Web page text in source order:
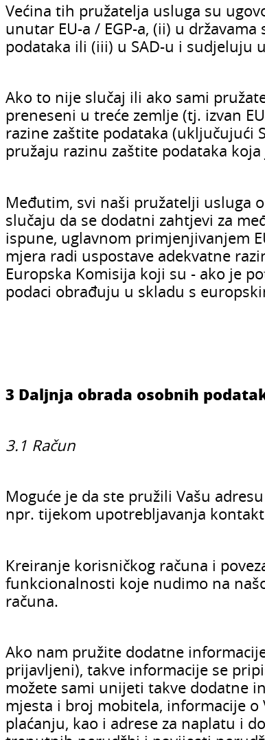
Većina tih pružatelja usluga su
unutar EU-a / EGP-a, (ii) u
podataka ili (iii) u SAD-u i sudjeluju
Ako to nije slučaj ili ako sami
preneseni u treće zemlje (tj. izvan
razine zaštite podataka (uključujući
pružaju razinu zaštite podataka
Međutim, svi naši pružatelji usluga
slučaju da se dodatni zahtjevi za
ispune, uglavnom primjenjivanjem
mjera radi uspostave adekvatne
Europska Komisija koji su - ako je
podaci obrađuju u skladu s
3 Daljnja obrada osobnih
3.1 Račun
Moguće je da ste pružili Vašu
npr. tijekom upotrebljavanja
Kreiranje korisničkog računa i
funkcionalnosti koje nudimo na
računa.
Ako nam pružite dodatne
prijavljeni), takve informacije se
možete sami unijeti takve dodatne
mjesta i broj mobitela, informacije
plaćanju, kao i adrese za naplatu i